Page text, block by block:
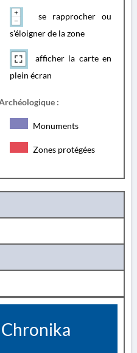
se rapprocher ou
s'éloigner de la zone
afficher la carte en
plein écran
:
Monuments
Zones protégées